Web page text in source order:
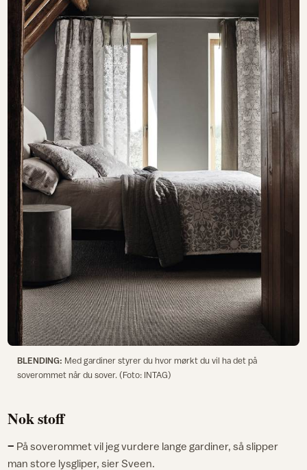
BLENDING: Med gardiner styrer du hvor mørkt du vil ha det på
soverommet når du sover. (Foto: INTAG)
Nok stoff
– På soverommet vil jeg vurdere lange gardiner, så slipper
man store lysgliper, sier Sveen.